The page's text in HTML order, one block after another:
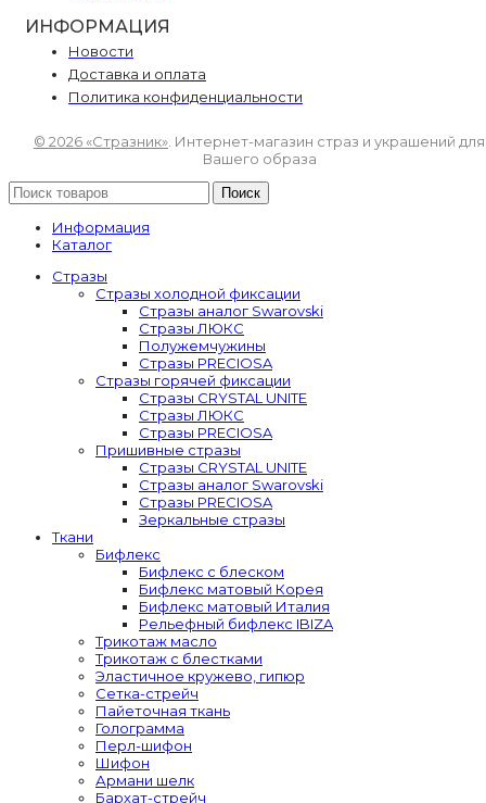
ИНФОРМАЦИЯ
Новости
Доставка и оплата
Политика конфиденциальности
© 2026 «Стразник» . Интернет-магазин страз и украшений для
Вашего образа
Поиск
Информация
Каталог
Стразы
Стразы холодной фиксации
Стразы аналог Swarovski
Стразы ЛЮКС
Полужемчужины
Стразы PRECIOSA
Стразы горячей фиксации
Стразы CRYSTAL UNITE
Стразы ЛЮКС
Стразы PRECIOSA
Пришивные стразы
Стразы CRYSTAL UNITE
Стразы аналог Swarovski
Стразы PRECIOSA
Зеркальные стразы
Ткани
Бифлекс
Бифлекс с блеском
Бифлекс матовый Корея
Бифлекс матовый Италия
Рельефный бифлекс IBIZA
Трикотаж масло
Трикотаж с блестками
Эластичное кружево, гипюр
Сетка-стрейч
Пайеточная ткань
Голограмма
Перл-шифон
Шифон
Армани шелк
Бархат-стрейч